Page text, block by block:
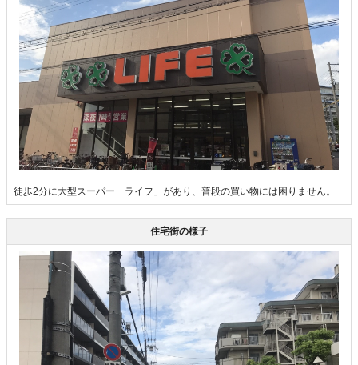
徒歩2分に大型スーパー「ライフ」があり、普段の買い物には困りません。
住宅街の様子